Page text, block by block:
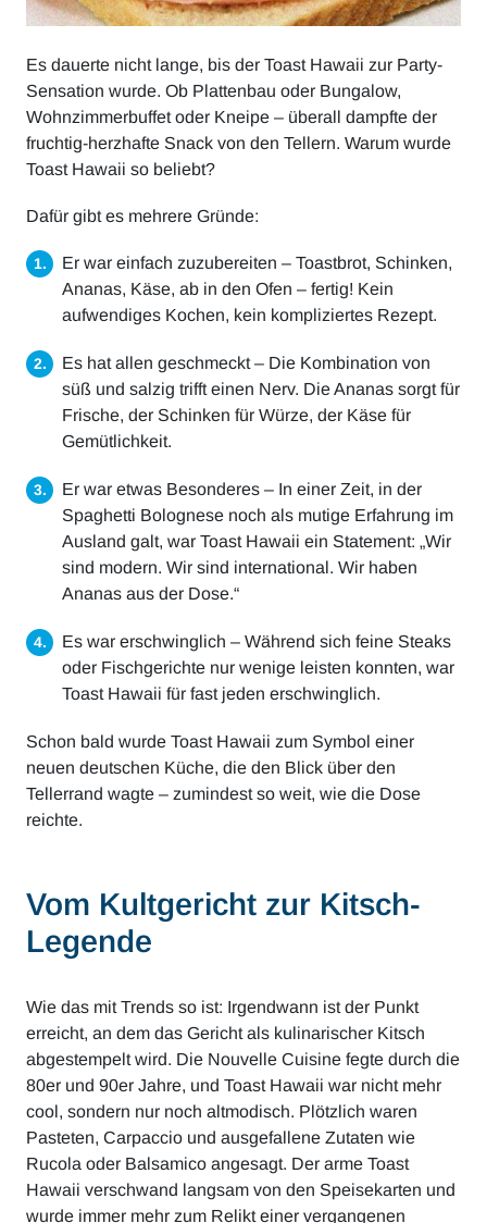
Es dauerte nicht lange, bis der Toast Hawaii zur Party-
Sensation wurde. Ob Plattenbau oder Bungalow,
Wohnzimmerbuffet oder Kneipe – überall dampfte der
fruchtig-herzhafte Snack von den Tellern. Warum wurde
Toast Hawaii so beliebt?
Dafür gibt es mehrere Gründe:
Er war einfach zuzubereiten – Toastbrot, Schinken,
Ananas, Käse, ab in den Ofen – fertig! Kein
aufwendiges Kochen, kein kompliziertes Rezept.
Es hat allen geschmeckt – Die Kombination von
süß und salzig trifft einen Nerv. Die Ananas sorgt für
Frische, der Schinken für Würze, der Käse für
Gemütlichkeit.
Er war etwas Besonderes – In einer Zeit, in der
Spaghetti Bolognese noch als mutige Erfahrung im
Ausland galt, war Toast Hawaii ein Statement: „Wir
sind modern. Wir sind international. Wir haben
Ananas aus der Dose.“
Es war erschwinglich – Während sich feine Steaks
oder Fischgerichte nur wenige leisten konnten, war
Toast Hawaii für fast jeden erschwinglich.
Schon bald wurde Toast Hawaii zum Symbol einer
neuen deutschen Küche, die den Blick über den
Tellerrand wagte – zumindest so weit, wie die Dose
reichte.
Vom Kultgericht zur Kitsch-
Legende
Wie das mit Trends so ist: Irgendwann ist der Punkt
erreicht, an dem das Gericht als kulinarischer Kitsch
abgestempelt wird. Die Nouvelle Cuisine fegte durch die
80er und 90er Jahre, und Toast Hawaii war nicht mehr
cool, sondern nur noch altmodisch. Plötzlich waren
Pasteten, Carpaccio und ausgefallene Zutaten wie
Rucola oder Balsamico angesagt. Der arme Toast
Hawaii verschwand langsam von den Speisekarten und
wurde immer mehr zum Relikt einer vergangenen